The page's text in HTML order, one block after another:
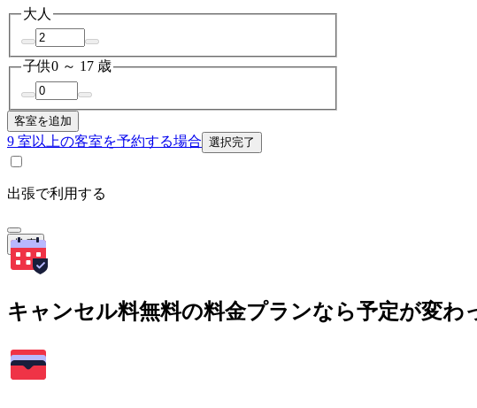
大人
子供0 ～ 17 歳
客室を追加
9 室以上の客室を予約する場合 選択完了
出張で利用する
検索
キャンセル料無料の料金プランなら予定が変わ